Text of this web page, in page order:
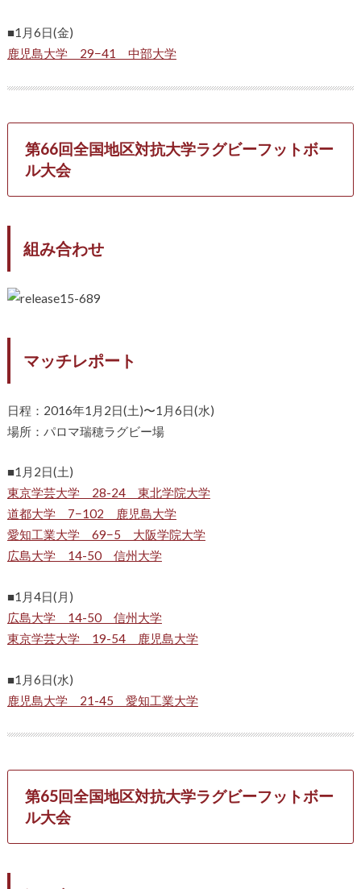
■1月6日(金)
鹿児島大学 29−41 中部大学
第66回全国地区対抗大学ラグビーフットボー
ル大会
組み合わせ
マッチレポート
日程：2016年1月2日(土)〜1月6日(水)
場所：パロマ瑞穂ラグビー場
■1月2日(土)
東京学芸大学 28-24 東北学院大学
道都大学 7−102 鹿児島大学
愛知工業大学 69−5 大阪学院大学
広島大学 14-50 信州大学
■1月4日(月)
広島大学 14-50 信州大学
東京学芸大学 19-54 鹿児島大学
■1月6日(水)
鹿児島大学 21-45 愛知工業大学
第65回全国地区対抗大学ラグビーフットボー
ル大会